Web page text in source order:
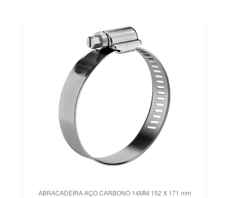
ABRACADEIRA AÇO CARBONO 14MM 152 X 171 mm